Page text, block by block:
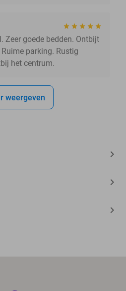
Zeer goede bedden. Ontbijt
parking. Rustig
het centrum.
weergeven